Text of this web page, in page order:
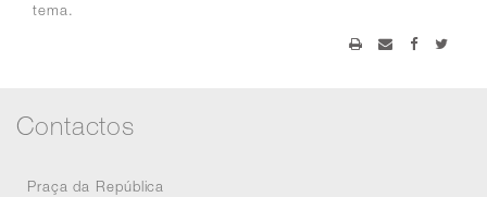
tema.
Contactos
Praça da República